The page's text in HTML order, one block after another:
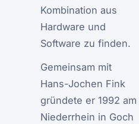
Kombination aus
Hardware und
Software zu finden.
Gemeinsam mit
Hans-Jochen Fink
gründete er 1992 am
Niederrhein in Goch